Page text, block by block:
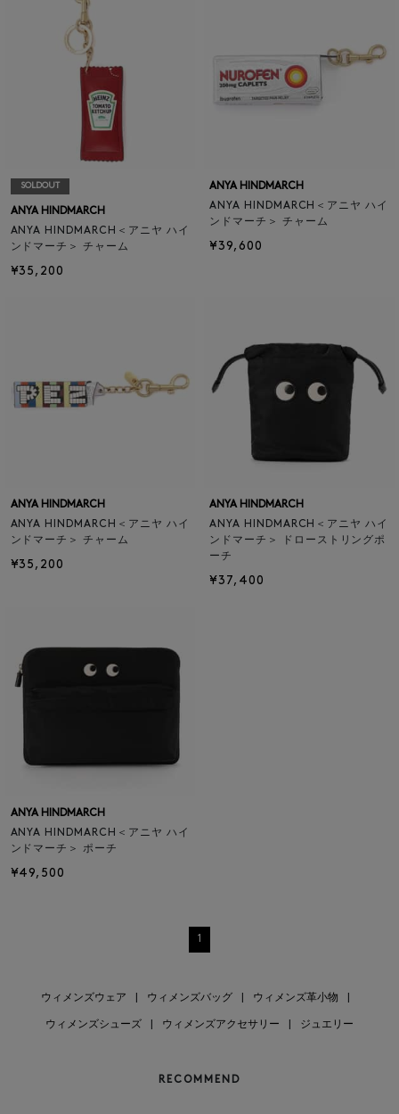
SOLDOUT
ANYA HINDMARCH
ANYA HINDMARCH＜アニヤ ハイ
ンドマーチ＞ チャーム
¥35,200
ANYA HINDMARCH
ANYA HINDMARCH＜アニヤ ハイ
ンドマーチ＞ チャーム
¥39,600
ANYA HINDMARCH
ANYA HINDMARCH＜アニヤ ハイ
ンドマーチ＞ チャーム
¥35,200
ANYA HINDMARCH
ANYA HINDMARCH＜アニヤ ハイ
ンドマーチ＞ ドローストリングポ
ーチ
¥37,400
ANYA HINDMARCH
ANYA HINDMARCH＜アニヤ ハイ
ンドマーチ＞ ポーチ
¥49,500
1
ウィメンズウェア ウィメンズバッグ ウィメンズ革小物
ウィメンズシューズ ウィメンズアクセサリー ジュエリー
RECOMMEND